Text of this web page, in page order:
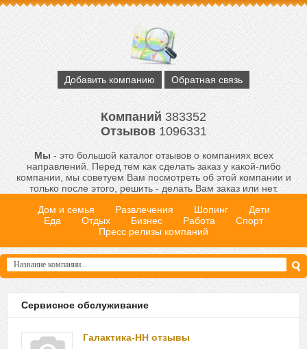
Добавить компанию Обратная связь
Компаний383352
Отзывов1096331
Мы- это большой каталог отзывов о компаниях всех
направлений. Перед тем как сделать заказ у какой-либо
компании, мы советуем Вам посмотреть об этой компании и
только после этого, решить - делать Вам заказ или нет.
Дом и семья
Развлечения Шопинг
Дети
Еда
Отдых Бизнес Работа
Спорт
Пресс релизы компаний
Сервисное обслуживание
Галактика-НН отзывы